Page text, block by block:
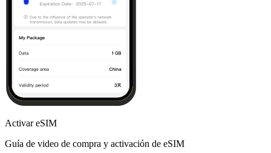
Activar eSIM
Guía de video de compra y activación de eSIM